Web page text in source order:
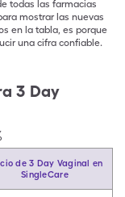
todas las farmacias
mostrar las nuevas
en la tabla, es porque
una cifra confiable.
3 Day
de 3 Day Vaginal en
SingleCare